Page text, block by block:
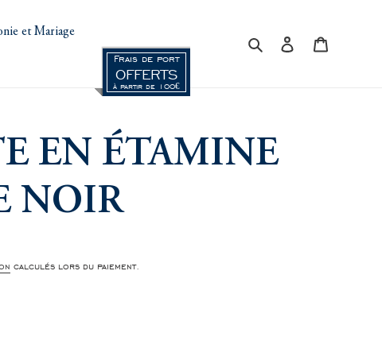
et Mariage
Frais de port
OFFERTS
à partir de 100€
RechercherSe connecter
EN ÉTAMINE
NOIR
calculés lors du paiement.